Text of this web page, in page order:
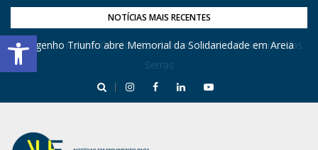
Barra de Ferramentas Aberta
NOTÍCIAS MAIS RECENTES
Engenho Triunfo abre Memorial da Solidariedade em Areia